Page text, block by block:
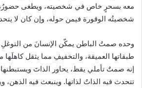
معه بسحرٍ خاص في شخصيته، ويطغى حضورُه
شخصيتُه الوقورة فيمن حوله، وإن كان لا
وحده صمتُ الباطن ‏يمكّن الإنسانَ من
طبقاتها العميقة، والتخفيفِ مما يثقل
إنه صمتٌ تأملي يقظ، يحاور الذاتَ
تتحدث فيه الذاتُ لذاتها. ‏وينبعث فيه الذهن،